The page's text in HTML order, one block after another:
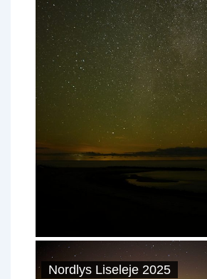
Nordlys Liseleje 2025